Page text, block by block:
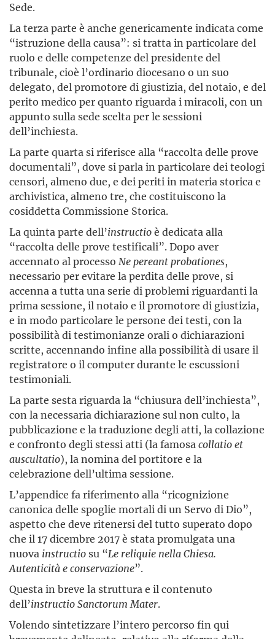
Sede.
La terza parte è anche genericamente indicata come
“istruzione della causa”: si tratta in particolare del
ruolo e delle competenze del presidente del
tribunale, cioè l’ordinario diocesano o un suo
delegato, del promotore di giustizia, del notaio, e del
perito medico per quanto riguarda i miracoli, con un
appunto sulla sede scelta per le sessioni
dell’inchiesta.
La parte quarta si riferisce alla “raccolta delle prove
documentali”, dove si parla in particolare dei teologi
censori, almeno due, e dei periti in materia storica e
archivistica, almeno tre, che costituiscono la
cosiddetta Commissione Storica.
La quinta parte dell’instructioè dedicata alla
“raccolta delle prove testificali”. Dopo aver
accennato al processo Ne pereant probationes,
necessario per evitare la perdita delle prove, si
accenna a tutta una serie di problemi riguardanti la
prima sessione, il notaio e il promotore di giustizia,
e in modo particolare le persone dei testi, con la
possibilità di testimonianze orali o dichiarazioni
scritte, accennando infine alla possibilità di usare il
registratore o il computer durante le escussioni
testimoniali.
La parte sesta riguarda la “chiusura dell’inchiesta”,
con la necessaria dichiarazione sul non culto, la
pubblicazione e la traduzione degli atti, la collazione
e confronto degli stessi atti (la famosa collatio et
auscultatio), la nomina del portitore e la
celebrazione dell’ultima sessione.
L’appendice fa riferimento alla “ricognizione
canonica delle spoglie mortali di un Servo di Dio”,
aspetto che deve ritenersi del tutto superato dopo
che il 17 dicembre 2017 è stata promulgata una
nuova instructiosu “Le reliquie nella Chiesa.
Autenticità e conservazione”.
Questa in breve la struttura e il contenuto
dell’instructio Sanctorum Mater.
Volendo sintetizzare l’intero percorso fin qui